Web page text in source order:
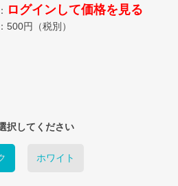
ログインして価格を見る
500円（税別）
択してください
ホワイト